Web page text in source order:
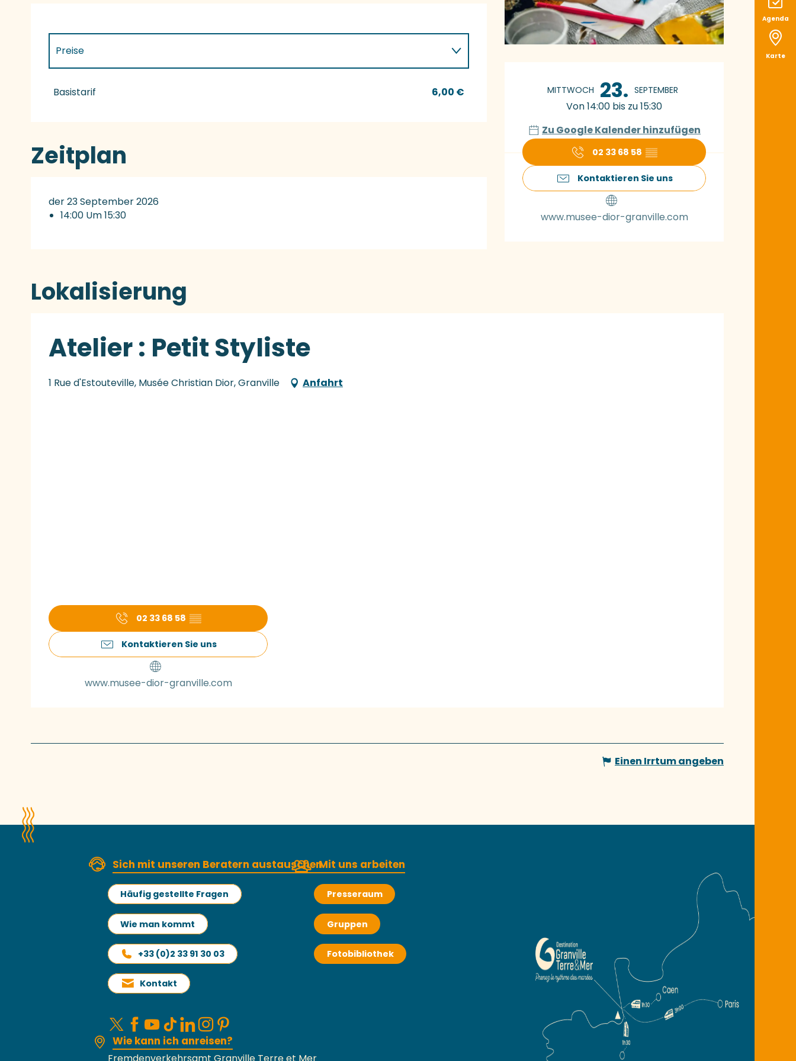
Agenda
Karte
Öffnungszeiten &
MITTWOCH 23. SEPTEMBER
Von 14:00 bis zu 15:30
Zu Google Kalender hinzufügen
02 33 68 58 ▒▒
Kontaktieren Sie uns
www.musee-dior-granville.com
Preise
Preise 2027
Basistarif 6,00 €
Zeitplan
der 23 September 2026
14:00 Um 15:30
Lokalisierung
Atelier : Petit Styliste
1 Rue d'Estouteville, Musée Christian Dior, Granville Anfahrt
02 33 68 58 ▒▒
Kontaktieren Sie uns
www.musee-dior-granville.com
Einen Irrtum angeben
Sich mit unseren Beratern austauschen
Häufig gestellte Fragen
Wie man kommt
+33 (0)2 33 91 30 03
Kontakt
Mit uns arbeiten
Presseraum
Gruppen
Fotobibliothek
Wie kann ich anreisen?